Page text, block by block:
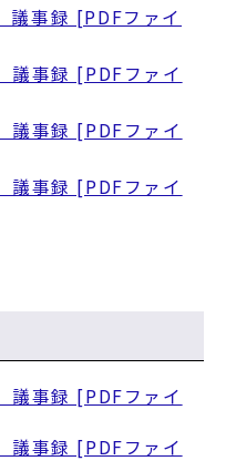
議事録 [PDFファイ
事録 [PDFファイ
事録 [PDFファイ
事録 [PDFファイ
事録 [PDFファイ
事録 [PDFファイ